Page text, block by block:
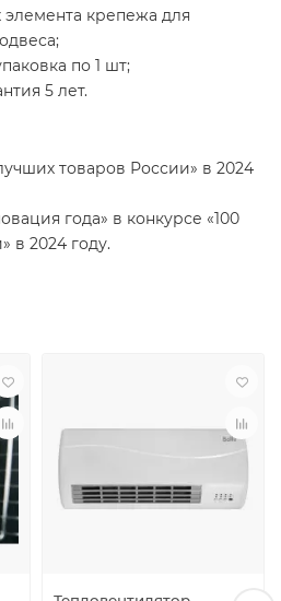
крепежа для
по 1 шт;
5 лет.
товаров России» в 2024
года» в конкурсе «100
в 2024 году.